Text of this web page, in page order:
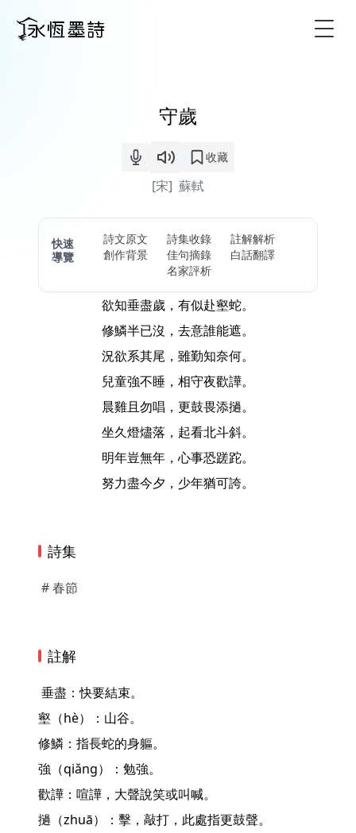
守歲
收藏
[宋] 蘇軾
快速
導覽
詩文原文 詩集收錄
註解解析
創作背景
佳句摘錄
白話翻譯
名家評析
欲知垂盡歲，有似赴壑蛇。
修鱗半已沒，去意誰能遮。
況欲系其尾，雖勤知奈何。
兒童強不睡，相守夜歡譁。
晨雞且勿唱，更鼓畏添撾。
坐久燈燼落，起看北斗斜。
明年豈無年，心事恐蹉跎。
努力盡今夕，少年猶可誇。
詩集
# 春節
註解
壑（hè）：山谷。
修鱗：指長蛇的身軀。
強（qiǎng）：勉強。
歡譁：喧譁，大聲說笑或叫喊。
撾（zhuā）：擊，敲打，此處指更鼓聲。